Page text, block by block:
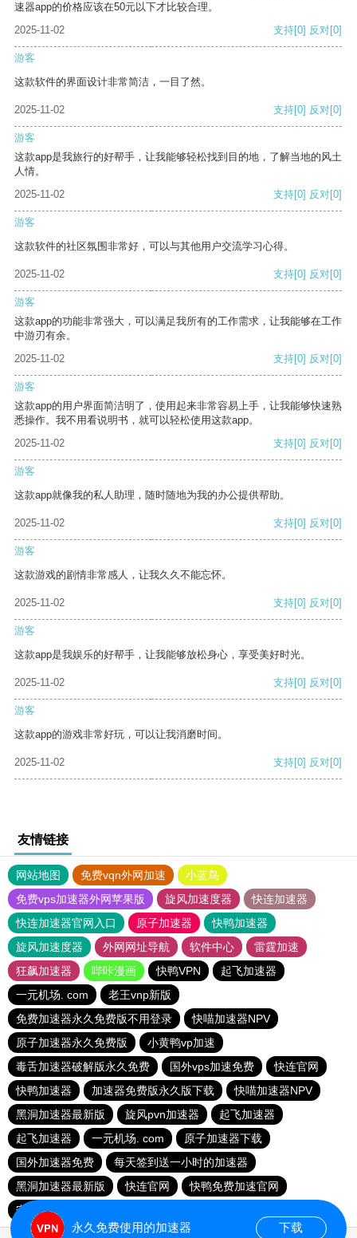
速器app的价格应该在50元以下才比较合理。
2025-11-02
支持[0] 反对[0]
游客
这款软件的界面设计非常简洁，一目了然。
2025-11-02 支持[0] 反对[0]
游客
这款app是我旅行的好帮手，让我能够轻松找到目的地，了解当地的风土
人情。
2025-11-02
支持[0] 反对[0]
游客
这款软件的社区氛围非常好，可以与其他用户交流学习心得。
2025-11-02 支持[0] 反对[0]
游客
这款app的功能非常强大，可以满足我所有的工作需求，让我能够在工作
中游刃有余。
2025-11-02
支持[0] 反对[0]
游客
这款app的用户界面简洁明了，使用起来非常容易上手，让我能够快速熟
悉操作。我不用看说明书，就可以轻松使用这款app。
2025-11-02
支持[0] 反对[0]
游客
这款app就像我的私人助理，随时随地为我的办公提供帮助。
2025-11-02 支持[0] 反对[0]
游客
这款游戏的剧情非常感人，让我久久不能忘怀。
2025-11-02 支持[0] 反对[0]
游客
这款app是我娱乐的好帮手，让我能够放松身心，享受美好时光。
2025-11-02 支持[0] 反对[0]
游客
这款app的游戏非常好玩，可以让我消磨时间。
2025-11-02 支持[0] 反对[0]
友情链接
网站地图 免费vqn外网加速
小蓝鸟
免费vps加速器外网苹果版
旋风加速度器
快连加速器
快连加速器官网入口
原子加速器
快鸭加速器
旋风加速度器
外网网址导航 软件中心
雷霆加速
狂飙加速器
哔咔漫画 快鸭VPN
起飞加速器
一元机场. com
老王vnp新版
免费加速器永久免费版不用登录
快喵加速器NPV
原子加速器永久免费版
小黄鸭vp加速
毒舌加速器破解版永久免费
国外vps加速免费
快连官网
快鸭加速器
加速器免费版永久版下载
快喵加速器NPV
黑洞加速器最新版
旋风pvn加速器
起飞加速器
起飞加速器
一元机场. com
原子加速器下载
国外加速器免费
每天签到送一小时的加速器
黑洞加速器最新版
快连官网
快鸭免费加速官网
安易加速器
永久免费使用的加速器 下载